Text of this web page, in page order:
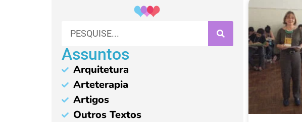
Assuntos
Arquitetura
Arteterapia
Artigos
Outros Textos